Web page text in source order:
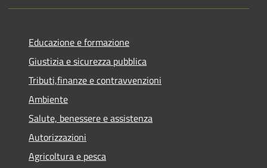
Educazione e formazione
Giustizia e sicurezza pubblica
Tributi,finanze e contravvenzioni
Ambiente
Salute, benessere e assistenza
Autorizzazioni
Agricoltura e pesca